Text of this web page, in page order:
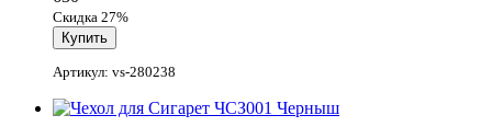
Скидка 27%
Артикул: vs-280238